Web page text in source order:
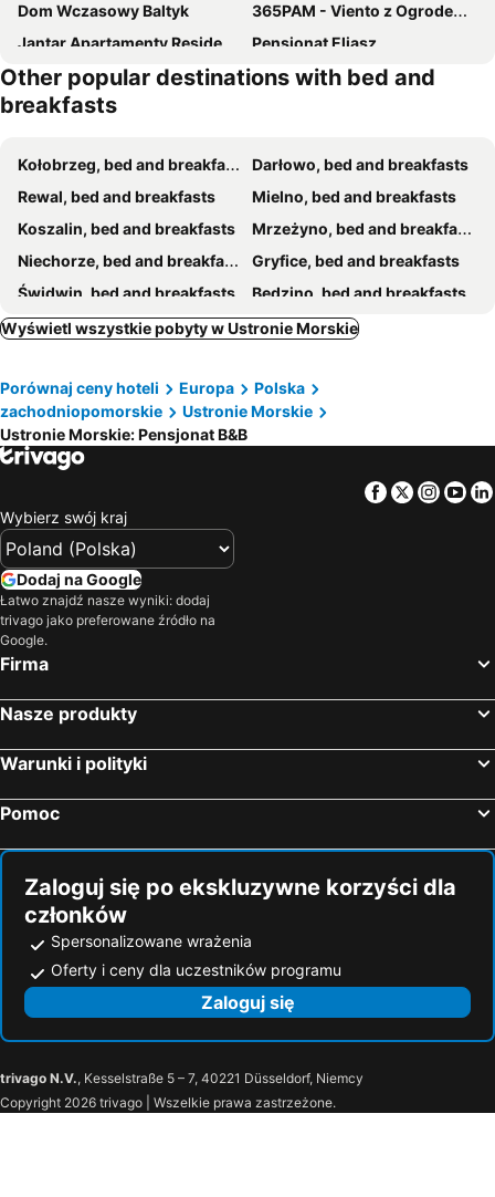
Dom Wczasowy Baltyk
365PAM - Viento z Ogrodem i Grillem
Jantar Apartamenty Residence Maritimo
Pensjonat Eliasz
Dworek Pod Kasztanami Grzybowo
Kapitańska Przystań
Pensjonat Dolce Vita & SPA
Morskie Oko Apartamenty
Laguna Blue
Kamienne Oczko - Blisko Morza
Villa di Mare
Baltic Garden Stay
Upaniani
Willa Kaja
Dar-Bull Sarbinowo
Santa Maria
Pokoje w Kolobrzegu
Willa Miruna W Grzybowie
Villa Dolores Mielenko Pokoje Goscinne
Other popular destinations with bed and
breakfasts
Kołobrzeg, bed and breakfasts
Darłowo, bed and breakfasts
Rewal, bed and breakfasts
Mielno, bed and breakfasts
Koszalin, bed and breakfasts
Mrzeżyno, bed and breakfasts
Niechorze, bed and breakfasts
Gryfice, bed and breakfasts
Świdwin, bed and breakfasts
Będzino, bed and breakfasts
Wyświetl wszystkie pobyty w Ustronie Morskie
Porównaj ceny hoteli Europa
Polska
zachodniopomorskie
Ustronie Morskie
Ustronie Morskie: Pensjonat B&B
Facebook
Twitter
Wybierz swój kraj
Dodaj na Google
Łatwo znajdź nasze wyniki: dodaj
trivago jako preferowane źródło na
Google.
Firma
Nasze produkty
Warunki i polityki
Pomoc
Zaloguj się po ekskluzywne korzyści dla
członków
Spersonalizowane wrażenia
Oferty i ceny dla uczestników programu
Zaloguj się
trivago N.V., Kesselstraße 5 – 7, 40221 Düsseldorf, Niemcy
Copyright 2026 trivago | Wszelkie prawa zastrzeżone.